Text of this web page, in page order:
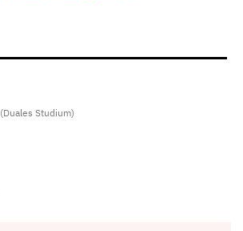
(Duales Studium)